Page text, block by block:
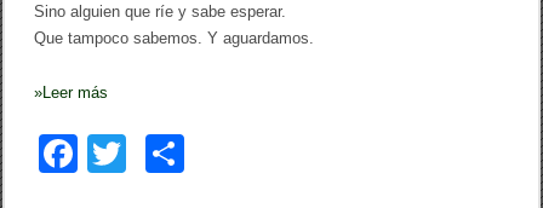
Sino alguien que ríe y sabe esperar.
Que tampoco sabemos. Y aguardamos.
»Leer más
F